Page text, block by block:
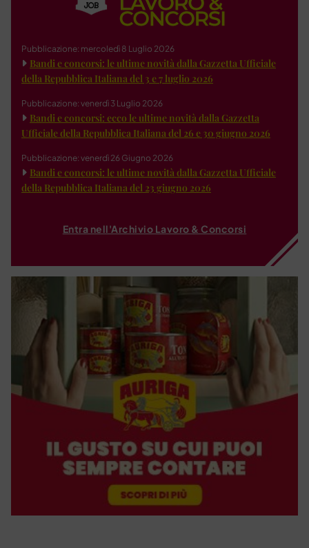
Pubblicazione: mercoledì 8 Luglio 2026
Bandi e concorsi: le ultime novità dalla Gazzetta Ufficiale
della Repubblica Italiana del 3 e 7 luglio 2026
Pubblicazione: venerdì 3 Luglio 2026
Bandi e concorsi: ecco le ultime novità dalla Gazzetta
Ufficiale della Repubblica Italiana del 26 e 30 giugno 2026
Pubblicazione: venerdì 26 Giugno 2026
Bandi e concorsi: le ultime novità dalla Gazzetta Ufficiale
della Repubblica Italiana del 23 giugno 2026
Entra nell'Archivio Lavoro & Concorsi